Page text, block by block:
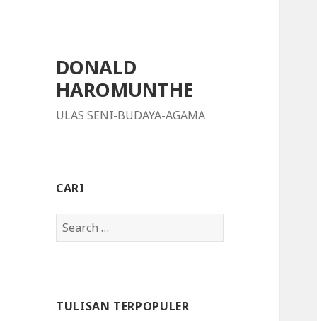
DONALD
HAROMUNTHE
ULAS SENI-BUDAYA-AGAMA
CARI
S
e
h
TULISAN TERPOPULER